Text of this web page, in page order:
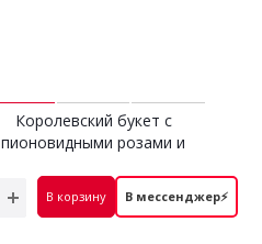
Королевский букет с
пионовидными розами и
6 700 руб.
В корзину В мессенджер⚡